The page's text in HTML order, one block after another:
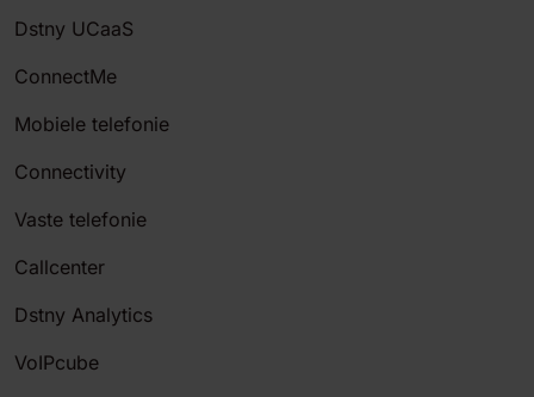
Dstny UCaaS
ConnectMe
Mobiele telefonie
Connectivity
Vaste telefonie
Callcenter
Dstny Analytics
VoIPcube